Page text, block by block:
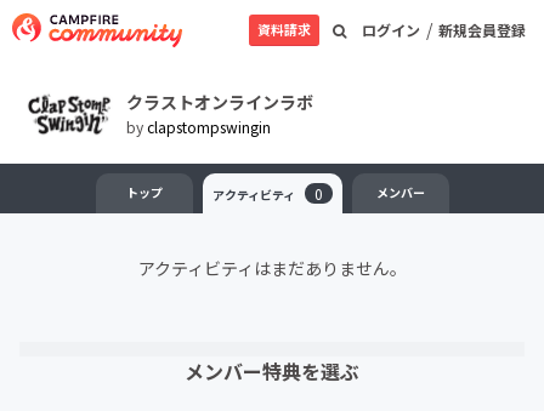
ログイン / 新規会員登録
資料請求
クラストオンラインラボ
byclapstompswingin
トップ アクティビティ 0 メンバー
アクティビティはまだありません。
メンバー特典を選ぶ